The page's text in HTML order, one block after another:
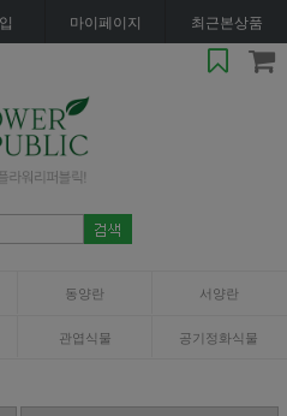
마이페이지 최근본상품
동양란 서양란
관엽식물 공기정화식물